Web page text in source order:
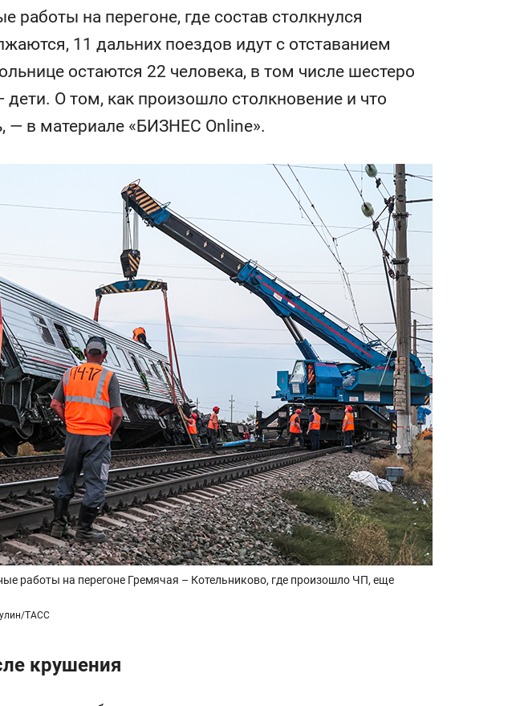
работы на перегоне, где состав столкнулся
11 дальних поездов идут с отставанием
остаются 22 человека, в том числе шестеро
дети. О том, как произошло столкновение и что
— в материале «БИЗНЕС Online».
работы на перегоне Гремячая – Котельниково, где произошло ЧП, еще
ТАСС
крушения